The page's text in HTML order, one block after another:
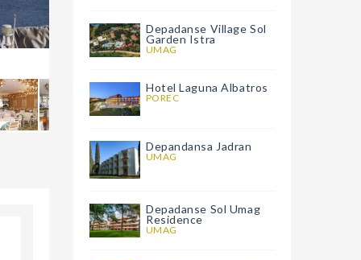
Depadanse Village Sol
Garden Istra
UMAG
Hotel Laguna Albatros
POREC
Depandansa Jadran
UMAG
Depadanse Sol Umag
Residence
UMAG